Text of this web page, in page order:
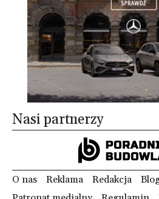
Nasi partnerzy
O nas Reklama Redakcja